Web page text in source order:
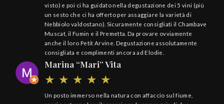
visto) e poi ci ha guidato nella degustazione dei 5 vini (più
un sesto che ci ha offerto per assaggiare la varietà di
Nebbiolo valdostano). Sicuramente consigliati il Chambave
Muscat, il Fumin e il Premetta. Da provare ovviamente
anche il loro Petit Arvine. Degustazione assolutamente
consigliata e complimenti ancora ad Elodie.
Marina “Mari” Vita
Un posto immerso nella natura con affaccio sul fiume,